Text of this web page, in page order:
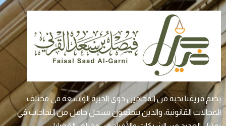
يضم فريقنا نخبة من المحامين ذوي الخبرة الواسعة في مختلف
المجالات القانونية، والذين يتمتعون بسجل حافل من النجاحات في